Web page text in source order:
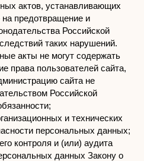
актов, устанавливающих
предотвращение и
Российской
таких нарушений.
акты не могут содержать
права пользователей сайта,
сайта не
Российской
и технических
персональных данных;
контроля и (или) аудита
данных Закону о